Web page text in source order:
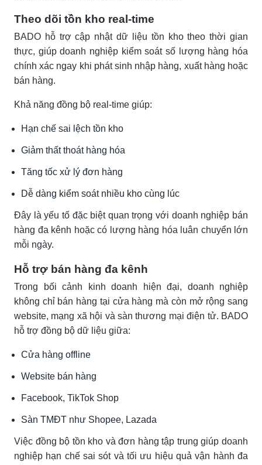
Theo dõi tồn kho real-time
BADO hỗ trợ cập nhật dữ liệu tồn kho theo thời gian
thực, giúp doanh nghiệp kiểm soát số lượng hàng hóa
chính xác ngay khi phát sinh nhập hàng, xuất hàng hoặc
bán hàng.
Khả năng đồng bộ real-time giúp:
Hạn chế sai lệch tồn kho
Giảm thất thoát hàng hóa
Tăng tốc xử lý đơn hàng
Dễ dàng kiểm soát nhiều kho cùng lúc
Đây là yếu tố đặc biệt quan trọng với doanh nghiệp bán
hàng đa kênh hoặc có lượng hàng hóa luân chuyển lớn
mỗi ngày.
Hỗ trợ bán hàng đa kênh
Trong bối cảnh kinh doanh hiện đại, doanh nghiệp
không chỉ bán hàng tại cửa hàng mà còn mở rộng sang
website, mạng xã hội và sàn thương mại điện tử. BADO
hỗ trợ đồng bộ dữ liệu giữa:
Cửa hàng offline
Website bán hàng
Facebook, TikTok Shop
Sàn TMĐT như Shopee, Lazada
Việc đồng bộ tồn kho và đơn hàng tập trung giúp doanh
nghiệp hạn chế sai sót và tối ưu hiệu quả vận hành đa